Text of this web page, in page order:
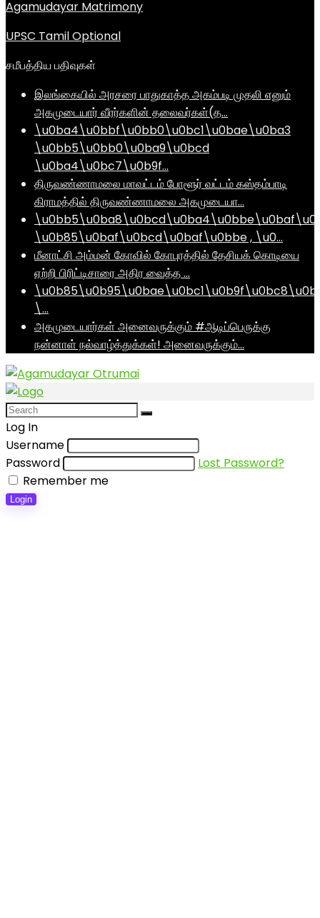
Agamudayar Matrimony
UPSC Tamil Optional
சமீபத்திய பதிவுகள்
இலங்கையில் அரசரை பாதுகாத்த அகம்படி முதலி எனும்
அகமுடையார் வீரர்களின் தலைவர்கள்(த…
\u0ba4\u0bbf\u0bb0\u0bc1\u0bae\u0ba3
\u0bb5\u0bb0\u0ba9\u0bcd
\u0ba4\u0bc7\u0b9f…
திருவண்ணாமலை மாவட்டம் போளூர் வட்டம் கஸ்தம்பாடி
கிராமத்தில் திருவண்ணாமலை அகமுடையா…
\u0b85\u0baf\u0bcd\u0baf\u0bbe , \u0…
மீனாட்சி அம்மன் கோவில் கோபுரத்தில் தேசியக் கொடியை
ஏற்றி பிரிட்டிசாரை அதிர வைத்த …
\…
அகமுடையார்கள் அனைவருக்கும் #ஆடிப்பெருக்கு
நன்னாள் நல்வாழ்த்துக்கள்! அனைவருக்கும்…
Log In
Username
Password
Lost Password?
Remember me
Login